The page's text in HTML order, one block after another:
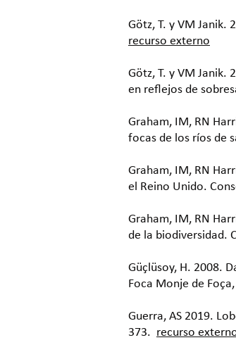
Götz, T. y VM Janik.
recurso externo
Götz, T. y VM Janik.
en reflejos de
Graham, IM, RN
focas de los ríos de
Graham, IM, RN
el Reino Unido.
Graham, IM, RN
de la biodiversidad.
Güçlüsoy, H. 2008.
Foca Monje de
Guerra, AS 2019.
373. recurso